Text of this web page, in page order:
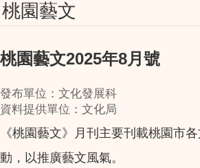
桃園藝文
桃園藝文2025年8月號
發布單位：文化發展科
資料提供單位：文化局
《桃園藝文》月刊主要刊載桃園市
動，以推廣藝文風氣。